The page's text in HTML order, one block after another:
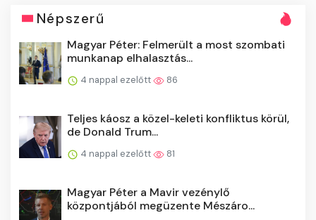
Népszerű
Magyar Péter: Felmerült a most szombati
munkanap elhalasztás...
4 nappal ezelőtt 86
Teljes káosz a közel-keleti konfliktus körül,
de Donald Trum...
4 nappal ezelőtt 81
Magyar Péter a Mavir vezénylő
központjából megüzente Mészáro...